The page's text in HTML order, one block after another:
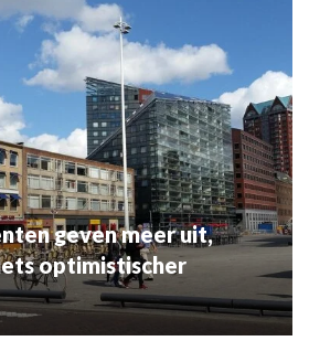
geven meer uit,
optimistischer